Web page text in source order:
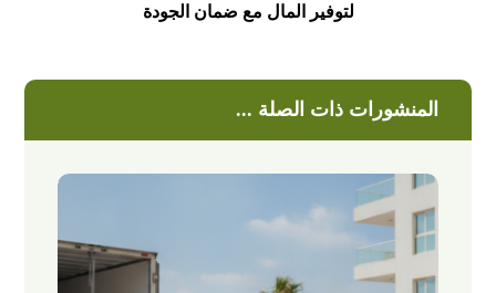
لتوفير المال مع ضمان الجودة
المنشورات ذات الصلة ...